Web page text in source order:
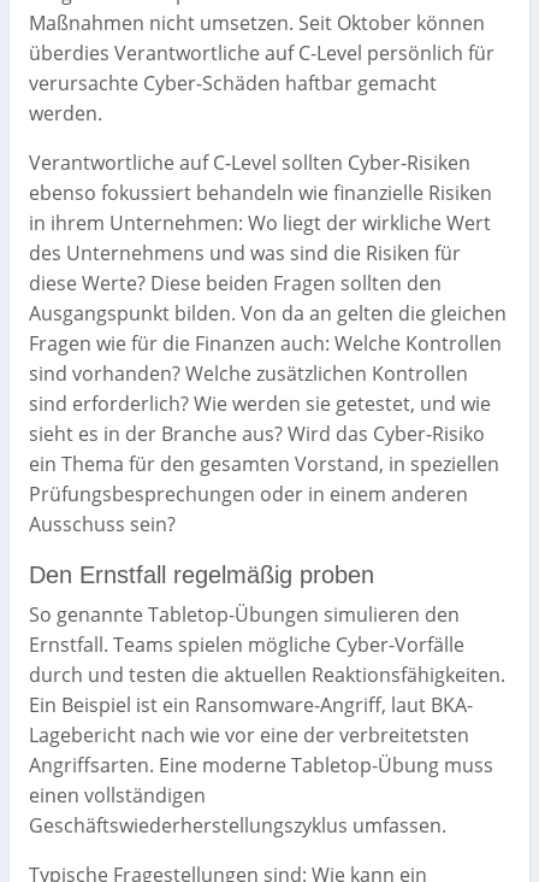
Maßnahmen nicht umsetzen. Seit Oktober können
überdies Verantwortliche auf C-Level persönlich für
verursachte Cyber-Schäden haftbar gemacht
werden.
Verantwortliche auf C-Level sollten Cyber-Risiken
ebenso fokussiert behandeln wie finanzielle Risiken
in ihrem Unternehmen: Wo liegt der wirkliche Wert
des Unternehmens und was sind die Risiken für
diese Werte? Diese beiden Fragen sollten den
Ausgangspunkt bilden. Von da an gelten die gleichen
Fragen wie für die Finanzen auch: Welche Kontrollen
sind vorhanden? Welche zusätzlichen Kontrollen
sind erforderlich? Wie werden sie getestet, und wie
sieht es in der Branche aus? Wird das Cyber-Risiko
ein Thema für den gesamten Vorstand, in speziellen
Prüfungsbesprechungen oder in einem anderen
Ausschuss sein?
Den Ernstfall regelmäßig proben
So genannte Tabletop-Übungen simulieren den
Ernstfall. Teams spielen mögliche Cyber-Vorfälle
durch und testen die aktuellen Reaktionsfähigkeiten.
Ein Beispiel ist ein Ransomware-Angriff, laut BKA-
Lagebericht nach wie vor eine der verbreitetsten
Angriffsarten. Eine moderne Tabletop-Übung muss
einen vollständigen
Geschäftswiederherstellungszyklus umfassen.
Typische Fragestellungen sind: Wie kann ein